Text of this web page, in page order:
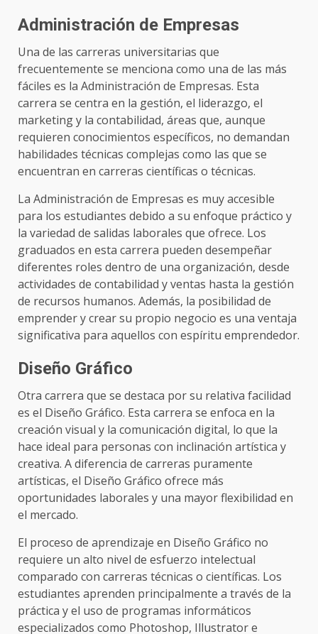
Administración de Empresas
Una de las carreras universitarias que
frecuentemente se menciona como una de las más
fáciles es la Administración de Empresas. Esta
carrera se centra en la gestión, el liderazgo, el
marketing y la contabilidad, áreas que, aunque
requieren conocimientos específicos, no demandan
habilidades técnicas complejas como las que se
encuentran en carreras científicas o técnicas.
La Administración de Empresas es muy accesible
para los estudiantes debido a su enfoque práctico y
la variedad de salidas laborales que ofrece. Los
graduados en esta carrera pueden desempeñar
diferentes roles dentro de una organización, desde
actividades de contabilidad y ventas hasta la gestión
de recursos humanos. Además, la posibilidad de
emprender y crear su propio negocio es una ventaja
significativa para aquellos con espíritu emprendedor.
Diseño Gráfico
Otra carrera que se destaca por su relativa facilidad
es el Diseño Gráfico. Esta carrera se enfoca en la
creación visual y la comunicación digital, lo que la
hace ideal para personas con inclinación artística y
creativa. A diferencia de carreras puramente
artísticas, el Diseño Gráfico ofrece más
oportunidades laborales y una mayor flexibilidad en
el mercado.
El proceso de aprendizaje en Diseño Gráfico no
requiere un alto nivel de esfuerzo intelectual
comparado con carreras técnicas o científicas. Los
estudiantes aprenden principalmente a través de la
práctica y el uso de programas informáticos
especializados como Photoshop, Illustrator e